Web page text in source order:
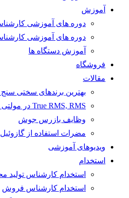
آموزش
دوره های آموزشی
دوره های آموزشی
آموزش دستگاه ها
فروشگاه
مقالات
بهترین برندهای سختی
True RMS, RMS در مولتی متر ها چیست؟
وظایف بازرس جوش
مضرات استفاده از
ویدیوهای آموزشی
استخدام
استخدام کارشناس تولید
استخدام کارشناس فروش